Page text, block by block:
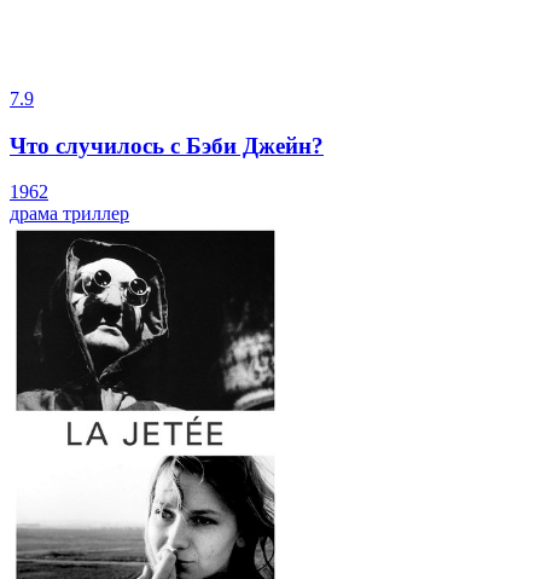
7.9
Что случилось с Бэби Джейн?
1962
драма триллер